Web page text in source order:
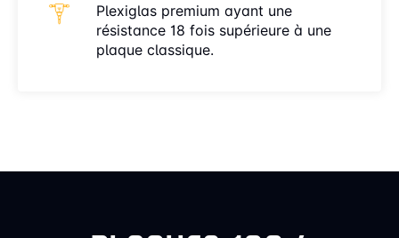
Plexiglas premium ayant une
résistance 18 fois supérieure à une
plaque classique.